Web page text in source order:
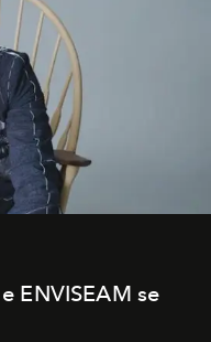
ENVISEAM se